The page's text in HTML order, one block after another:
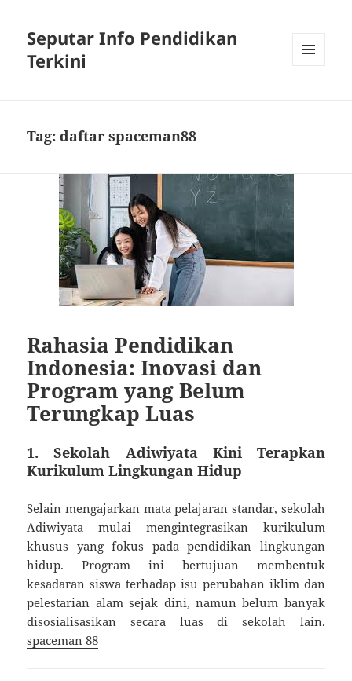
Seputar Info Pendidikan
Terkini
Tag:daftar spaceman88
Rahasia Pendidikan
Indonesia: Inovasi dan
Program yang Belum
Terungkap Luas
1.Sekolah Adiwiyata Kini Terapkan
Kurikulum Lingkungan Hidup
Selain mengajarkan mata pelajaran standar, sekolah
Adiwiyata mulai mengintegrasikan kurikulum
khusus yang fokus pada pendidikan lingkungan
hidup. Program ini bertujuan membentuk
kesadaran siswa terhadap isu perubahan iklim dan
pelestarian alam sejak dini, namun belum banyak
disosialisasikan secara luas di sekolah lain.
spaceman 88